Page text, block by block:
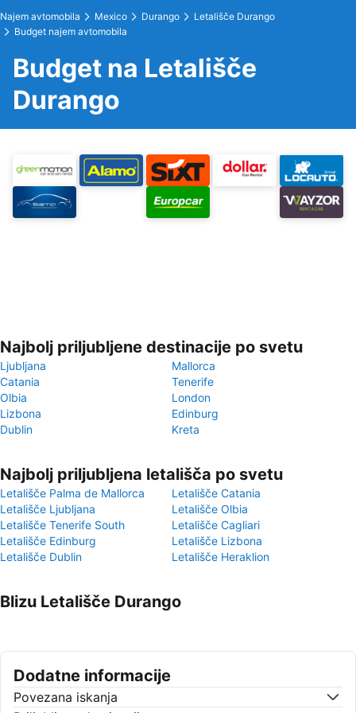
Najem avtomobila Mexico Durango
Letališče Durango
Budget najem avtomobila
Budget na Letališče
Durango
Najbolj priljubljene destinacije po svetu
Ljubljana
Mallorca
Catania
Tenerife
Olbia
London
Lizbona
Edinburg
Dublin
Kreta
Najbolj priljubljena letališča po svetu
Letališče Palma de Mallorca
Letališče Catania
Letališče Ljubljana
Letališče Olbia
Letališče Tenerife South
Letališče Cagliari
Letališče Edinburg
Letališče Lizbona
Letališče Dublin
Letališče Heraklion
Blizu Letališče Durango
Dodatne informacije
Povezana iskanja